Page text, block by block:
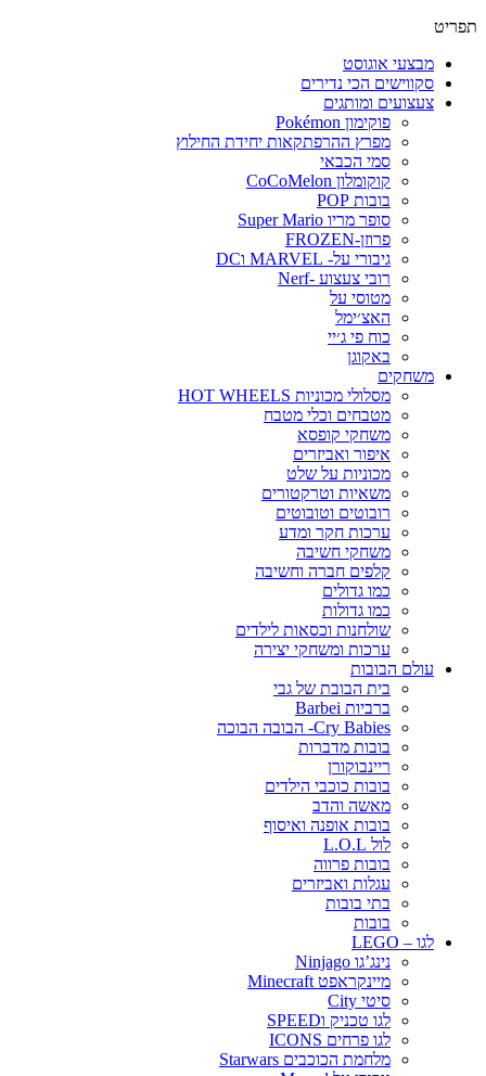
תפריט
מבצעי אוגוסט
סקווישים הכי נדירים
צעצועים ומותגים
פוקימון Pokémon
מפרץ ההרפתקאות יחידת החילוץ
סמי הכבאי
קוקומלון CoCoMelon
בובות POP
סופר מריו Super Mario
פרוזן-FROZEN
גיבורי על- MARVEL וDC
רובי צעצוע -Nerf
מטוסי על
האצ׳ימל
כוח פי ג׳יי
באקוגן
משחקים
מסלולי מכוניות HOT WHEELS
מטבחים וכלי מטבח
משחקי קופסא
איפור ואביזרים
מכוניות על שלט
משאיות וטרקטורים
רובוטים וטובוטים
ערכות חקר ומדע
משחקי חשיבה
קלפים חברה וחשיבה
כמו גדולים
כמו גדולות
שולחנות וכסאות לילדים
ערכות ומשחקי יצירה
עולם הבובות
בית הבובת של גבי
ברביות Barbei
Cry Babies- הבובה הבוכה
בובות מדברות
ריינבוקורן
בובות כוכבי הילדים
מאשה והדב
בובות אופנה ואיסוף
לול L.O.L
בובות פרווה
עגלות ואביזרים
בתי בובות
בובות
לגו – LEGO
נינג’גו Ninjago
מיינקראפט Minecraft
סיטי City
לגו טכניק וSPEED
לגו פרחים ICONS
מלחמת הכוכבים Starwars